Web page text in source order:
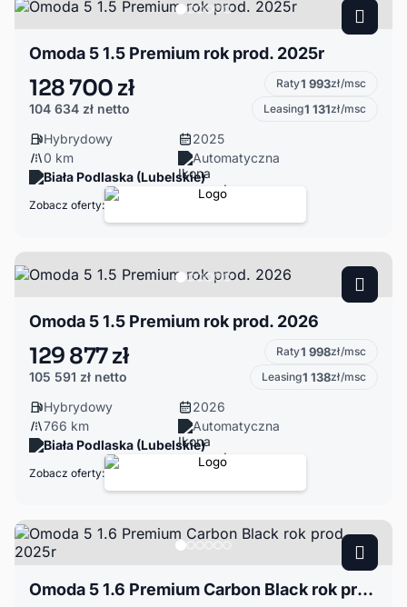
Omoda 5 1.5 Premium rok prod. 2025r
128 700 zł
104 634 zł netto
Raty1 993zł/msc
Leasing1 131zł/msc
Hybrydowy
2025
0 km
Automatyczna
Biała Podlaska (Lubelskie)
Zobacz oferty:
Omoda 5 1.5 Premium rok prod. 2026
129 877 zł
105 591 zł netto
Raty1 998zł/msc
Leasing1 138zł/msc
Hybrydowy
2026
766 km
Automatyczna
Biała Podlaska (Lubelskie)
Zobacz oferty:
Omoda 5 1.6 Premium Carbon Black rok prod. 2025r